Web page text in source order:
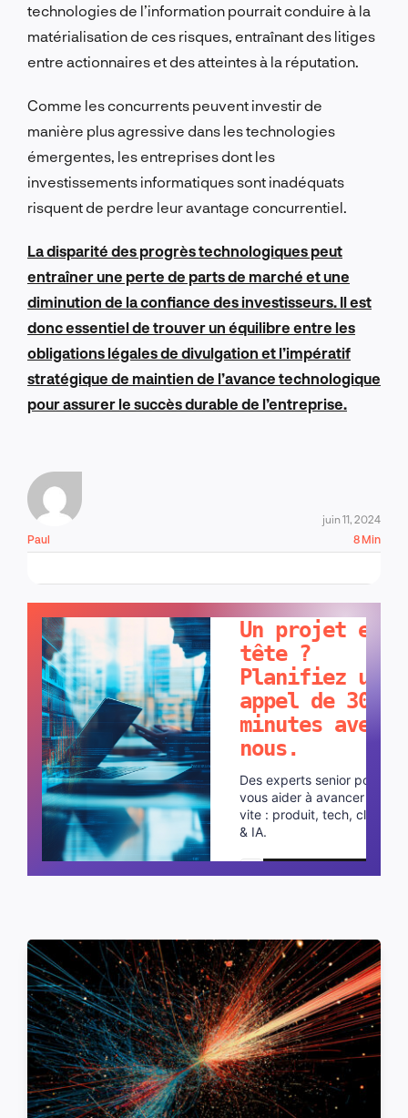
technologies de l’information pourrait conduire à la
matérialisation de ces risques, entraînant des litiges
entre actionnaires et des atteintes à la réputation.
Comme les concurrents peuvent investir de
manière plus agressive dans les technologies
émergentes, les entreprises dont les
investissements informatiques sont inadéquats
risquent de perdre leur avantage concurrentiel.
La disparité des progrès technologiques peut
entraîner une perte de parts de marché et une
diminution de la confiance des investisseurs. Il est
donc essentiel de trouver un équilibre entre les
obligations légales de divulgation et l’impératif
stratégique de maintien de l’avance technologique
pour assurer le succès durable de l’entreprise.
Paul
juin 11, 2024
8 Min
Un projet en
tête ?
Planifiez un
appel de 30
minutes avec
nous.
Des experts senior pour
vous aider à avancer plus
vite : produit, tech, cloud
& IA.
Planifier un appel